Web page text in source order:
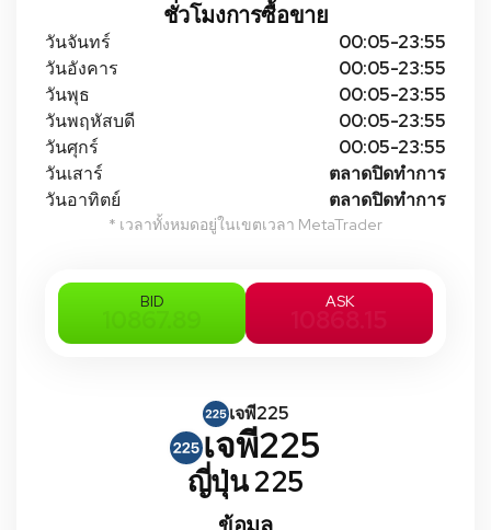
ชั่วโมงการซื้อขาย
วันจันทร์
00:05-23:55
วันอังคาร
00:05-23:55
วันพุธ
00:05-23:55
วันพฤหัสบดี
00:05-23:55
วันศุกร์
00:05-23:55
วันเสาร์
ตลาดปิดทําการ
วันอาทิตย์
ตลาดปิดทําการ
* เวลาทั้งหมดอยู่ในเขตเวลา MetaTrader
BID ASK
เจพี225
เจพี225
ญี่ปุ่น 225